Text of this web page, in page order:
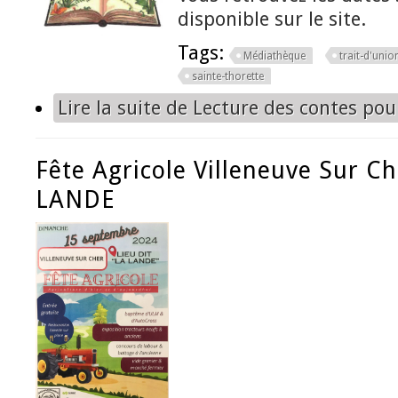
disponible sur le site.
Tags:
Médiathèque
trait-
sainte-thorette
Lire la suite de Lecture des contes
Fête Agricole Villeneuve Sur
LANDE